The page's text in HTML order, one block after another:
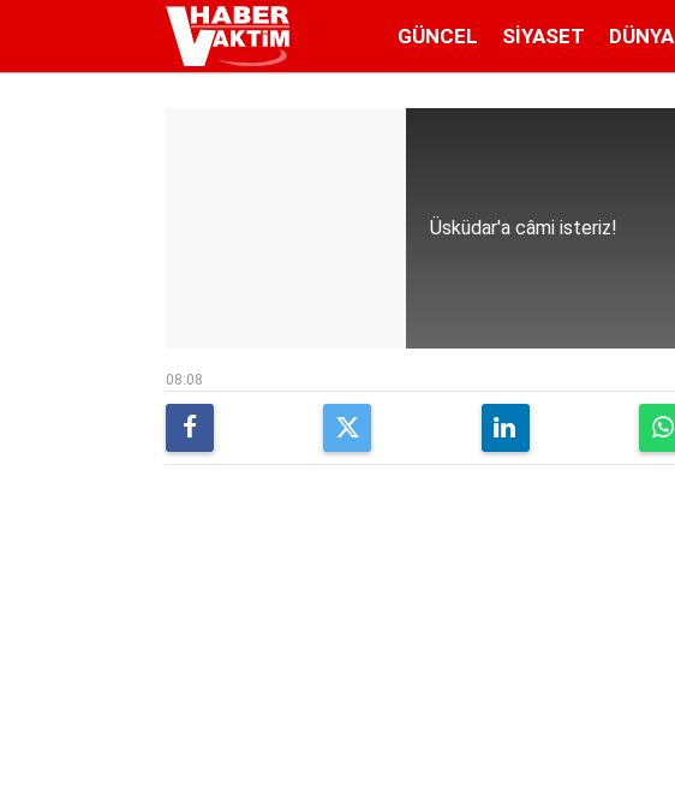
GÜNCEL SIYASET DÜNYA
Üsküdar'a câmi isteriz!
08:08